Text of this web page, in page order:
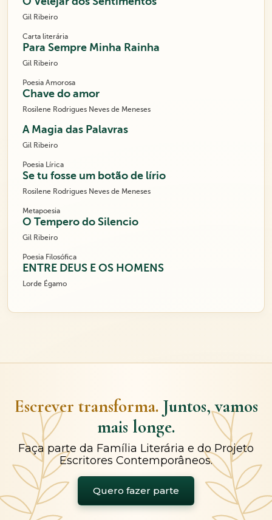
Gil Ribeiro
Carta literária
Para Sempre Minha Rainha
Gil Ribeiro
Poesia Amorosa
Chave do amor
Rosilene Rodrigues Neves de Meneses
A Magia das Palavras
Gil Ribeiro
Poesia Lírica
Se tu fosse um botão de lírio
Rosilene Rodrigues Neves de Meneses
Metapoesia
O Tempero do Silencio
Gil Ribeiro
Poesia Filosófica
ENTRE DEUS E OS HOMENS
Lorde Égamo
Escrever transforma. Juntos, vamos
mais longe.
Faça parte da Família Literária e do Projeto
Escritores Contemporâneos.
Quero fazer parte